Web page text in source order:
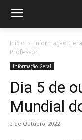
Início Informação
Professor
Informação Geral
Dia 5 de
Mundial
2 de Outubro, 2022